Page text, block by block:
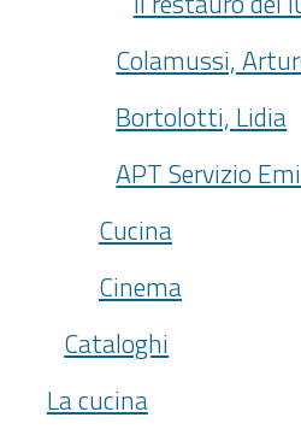
Colamussi,
Bortolotti, Lidia
APT Servizio
Cucina
Cinema
Cataloghi
La cucina